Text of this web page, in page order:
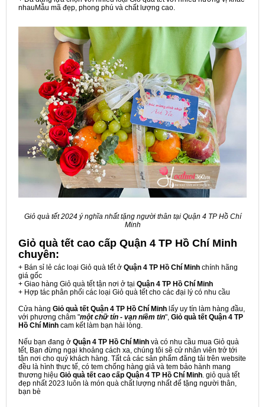
nhauMẫu mã đẹp, phong phú và chất lượng cao.
Giỏ quà tết 2024 ý nghĩa nhất tặng người thân tại Quận 4 TP Hồ Chí
Minh
Giỏ quà tết cao cấp Quận 4 TP Hồ Chí Minh
chuyên:
+ Bán sỉ lẻ các loại Giỏ quà tết ở Quận 4 TP Hồ Chí Minh chính hãng
giá gốc
+ Giao hàng Giỏ quà tết tận nơi ở tại Quận 4 TP Hồ Chí Minh
+ Hợp tác phân phối các loại Giỏ quà tết cho các đại lý có nhu cầu
Cửa hàng Giỏ quà tết Quận 4 TP Hồ Chí Minh lấy uy tín làm hàng đầu,
với phương châm "một chữ tín - vạn niềm tin", Giỏ quà tết Quận 4 TP
Hồ Chí Minh cam kết làm bạn hài lòng.
Nếu bạn đang ở Quận 4 TP Hồ Chí Minh và có nhu cầu mua Giỏ quà
tết, Bạn đừng ngại khoảng cách xa, chúng tôi sẽ cử nhân viên trở tới
tận nơi cho quý khách hàng. Tất cả các sản phẩm đăng tải trên website
đều là hình thực tế, có tem chống hàng giả và tem bảo hành mang
thương hiệu Giỏ quà tết cao cấp Quận 4 TP Hồ Chí Minh. giỏ quà tết
đẹp nhất 2023 luôn là món quà chất lượng nhất để tặng người thân,
bạn bè